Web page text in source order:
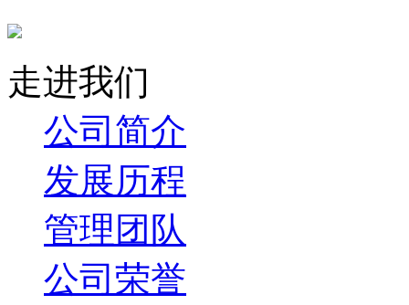
走进我们
公司简介
发展历程
管理团队
公司荣誉